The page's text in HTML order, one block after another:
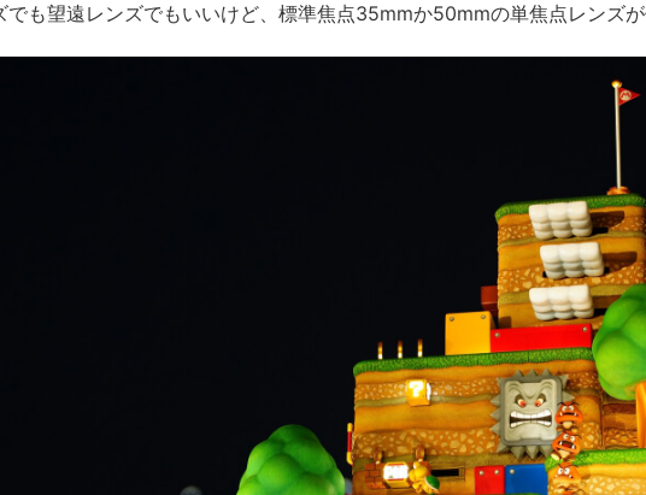
でも望遠レンズでもいいけど、標準焦点35mmか50mmの単焦点レンズが